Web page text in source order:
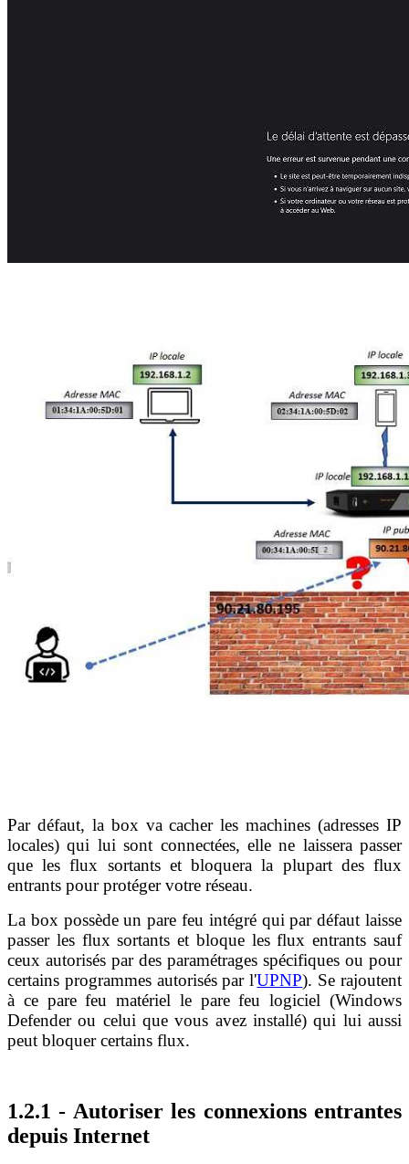
Par défaut, la box va cacher les machines (adresses IP
locales) qui lui sont connectées, elle ne laissera passer
que les flux sortants et bloquera la plupart des flux
entrants pour protéger votre réseau.
La box possède un pare feu intégré qui par défaut laisse
passer les flux sortants et bloque les flux entrants sauf
ceux autorisés par des paramétrages spécifiques ou pour
certains programmes autorisés par l'UPNP). Se rajoutent
à ce pare feu matériel le pare feu logiciel (Windows
Defender ou celui que vous avez installé) qui lui aussi
peut bloquer certains flux.
1.2.1 - Autoriser les connexions entrantes
depuis Internet